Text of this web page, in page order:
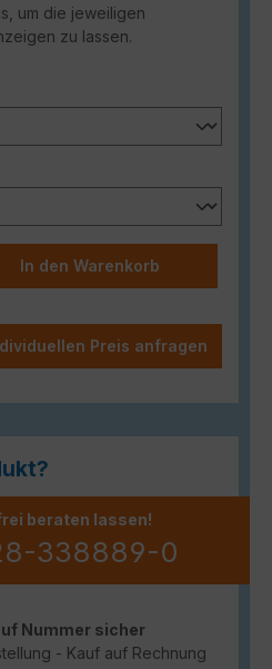
um die jeweiligen
zu lassen.
Gib den
In den Warenkorb
Preis anfragen
beraten lassen!
338889-0
Nummer sicher
- Kauf auf Rechnung